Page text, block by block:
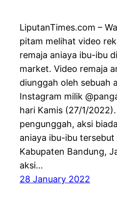
LiputanTimes.com –
pitam melihat video
remaja aniaya ibu-ibu
market. Video remaja
diunggah oleh sebuah
Instagram milik
hari Kamis (27/1/
pengunggah, aksi
aniaya ibu-ibu
Kabupaten Bandung,
aksi…
28 January 2022